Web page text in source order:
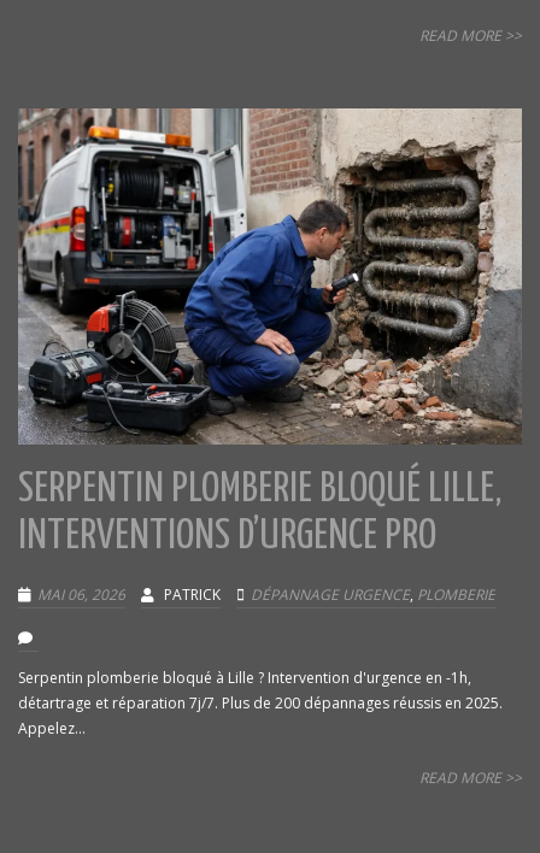
READ MORE >>
SERPENTIN PLOMBERIE BLOQUÉ LILLE,
INTERVENTIONS D’URGENCE PRO
MAI 06, 2026 PATRICK DÉPANNAGE URGENCE, PLOMBERIE
Serpentin plomberie bloqué à Lille ? Intervention d'urgence en -1h,
détartrage et réparation 7j/7. Plus de 200 dépannages réussis en 2025.
Appelez...
READ MORE >>